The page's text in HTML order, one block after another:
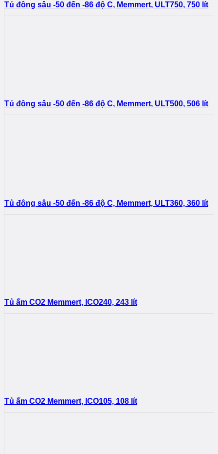
Tủ đông sâu -50 đến -86 độ C, Memmert, ULT750, 750 lít
Tủ đông sâu -50 đến -86 độ C, Memmert, ULT500, 506 lít
Tủ đông sâu -50 đến -86 độ C, Memmert, ULT360, 360 lít
Tủ ấm CO2 Memmert, ICO240, 243 lít
Tủ ấm CO2 Memmert, ICO105, 108 lít